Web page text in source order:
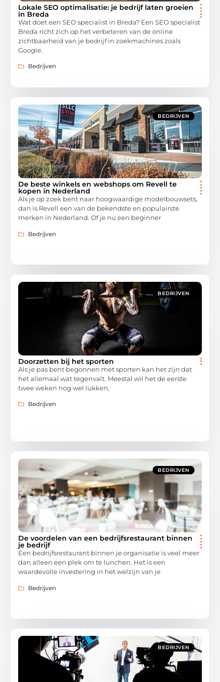
Lokale SEO optimalisatie: je bedrijf laten groeien
in Breda
Wat doet een SEO specialist in Breda? Een SEO specialist
Breda richt zich op het verbeteren van de online
zichtbaarheid van je bedrijf in zoekmachines zoals
Google.
Bedrijven
BEDRIJVEN
De beste winkels en webshops om Revell te
kopen in Nederland
Als je op zoek bent naar hoogwaardige modelbouwsets,
dan is Revell een van de bekendste en populairste
merken in Nederland. Of je nu een beginner
Bedrijven
BEDRIJVEN
Doorzetten bij het sporten
Als je pas bent begonnen met sporten kan het zijn dat
het allemaal wat tegenvalt. Meestal wil het de eerste
twee weken nog wel lukken,
Bedrijven
BEDRIJVEN
De voordelen van een bedrijfsrestaurant binnen
je bedrijf
Een bedrijfsrestaurant binnen je organisatie is veel meer
dan alleen een plek om te lunchen. Het is een
waardevolle investering in het welzijn van je
Bedrijven
BEDRIJVEN